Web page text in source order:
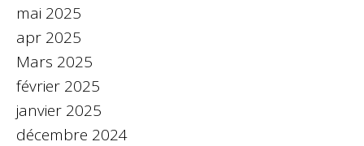
mai 2025
apr 2025
Mars 2025
février 2025
janvier 2025
décembre 2024